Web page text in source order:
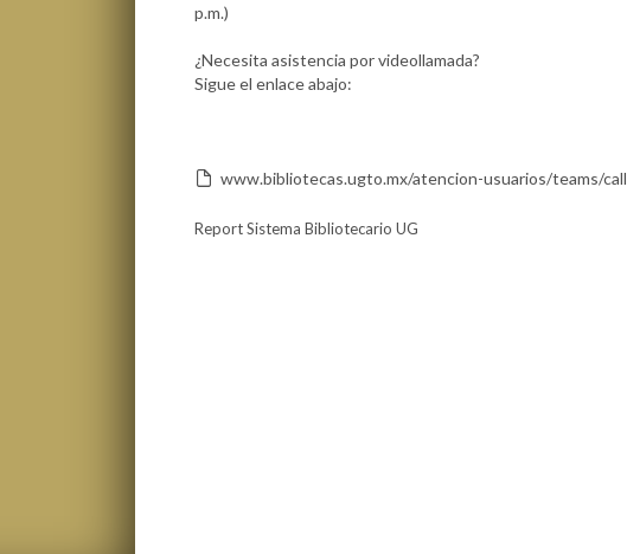
p.m.)
¿Necesita asistencia por videollamada?
Sigue el enlace abajo:
www.bibliotecas.ugto.mx/atencion-usuarios/teams/call
Report Sistema Bibliotecario UG